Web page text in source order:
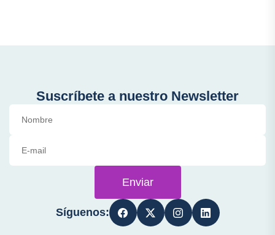
Suscríbete a nuestro Newsletter
Enviar
Síguenos: